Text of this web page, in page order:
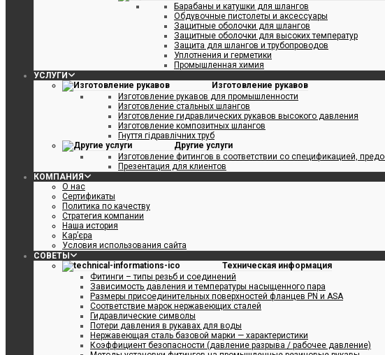
Барабаны и катушки для шлангов
Обдувочные пистолеты и аксессуары
Защитные оболочки для шлангов
Защитные оболочки для высоких температур
Защита для шлангов и трубопроводов
Уплотнения и герметики
Промышленная химия
УСЛУГИ
Изготовление рукавов
Изготовление рукавов для промышленности
Изготовление стальных шлангов
Изготовление гидравлических рукавов высокого давления
Изготовление композитных шлангов
Гнуття гідравлічних труб
Другие услуги
Изготовление фитингов в соответствии со спецификацией,
Презентация для клиентов
КОМПАНИЯ
О нас
Сертификаты
Политика по качеству
Стратегия компании
Наша история
Кар’єра
Условия использования сайта
СОВЕТЫ
Техническая информация
Фитинги – типы резьб и соединений
Зависимость давления и температуры насыщенного пара
Размеры присоединительных поверхностей фланцев PN и ASA
Соответствие марок нержавеющих сталей
Гидравлические символы
Потери давления в рукавах для воды
Нержавеющая сталь базовой марки — характеристики
Коэффициент безопасности (давление разрыва / рабочее давление)